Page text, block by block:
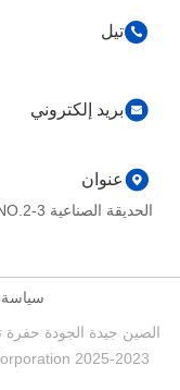
تيل
بريد إلكتروني
عنوان
الصين جيدة الجودة